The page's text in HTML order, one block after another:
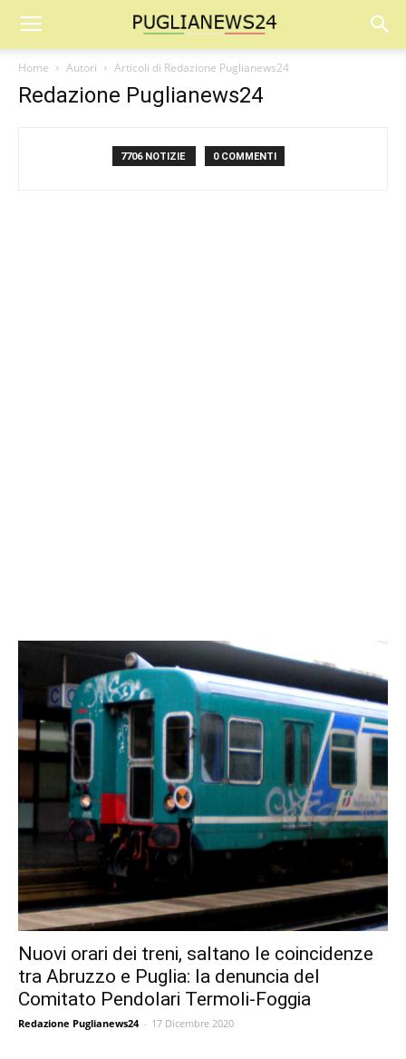
Home Autori Articoli di Redazione Puglianews24
Redazione Puglianews24
7706 NOTIZIE 0 COMMENTI
Nuovi orari dei treni, saltano le coincidenze
tra Abruzzo e Puglia: la denuncia del
Comitato Pendolari Termoli-Foggia
Redazione Puglianews24 - 17 Dicembre 2020